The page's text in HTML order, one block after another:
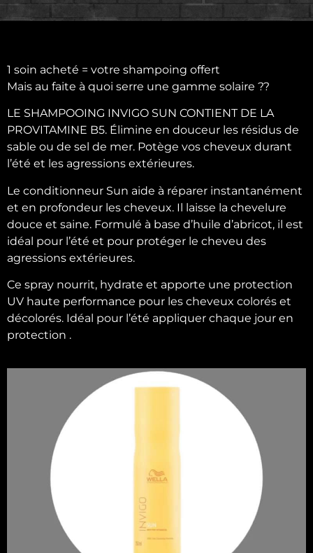
1 soin acheté = votre shampoing offert
Mais au faite à quoi serre une gamme solaire ??
LE SHAMPOOING INVIGO SUN CONTIENT DE LA
PROVITAMINE B5. Élimine en douceur les résidus de
sable ou de sel de mer. Potège vos cheveux durant
l’été et les agressions extérieures.
Le conditionneur Sun aide à réparer instantanément
et en profondeur les cheveux. Il laisse la chevelure
douce et saine. Formulé à base d’huile d’abricot, il est
idéal pour l’été et pour protéger le cheveu des
agressions extérieures.
Ce spray nourrit, hydrate et apporte une protection
UV haute performance pour les cheveux colorés et
décolorés. Idéal pour l’été appliquer chaque jour en
protection .